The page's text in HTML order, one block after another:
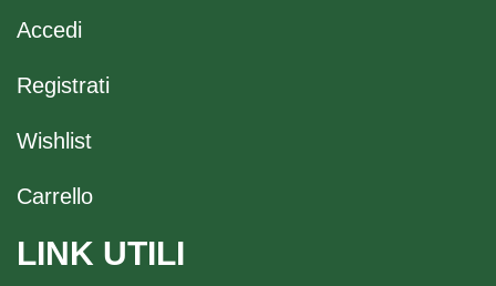
Accedi
Registrati
Wishlist
Carrello
LINK UTILI